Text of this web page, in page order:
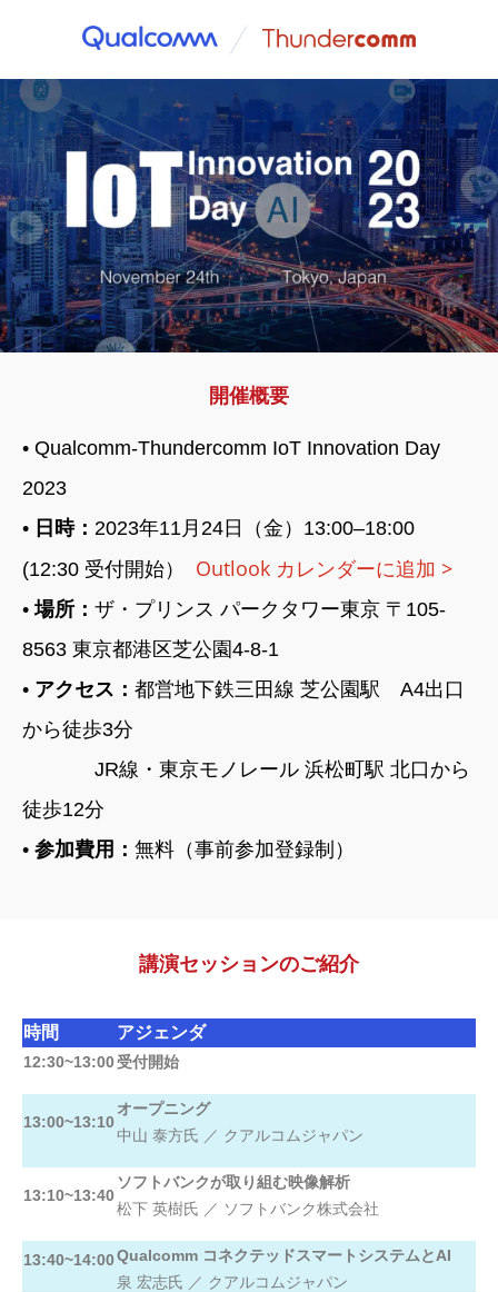
開催概要
• Qualcomm-Thundercomm IoT Innovation Day
2023
• 日時： 2023年11月24日（金）13:00–18:00
(12:30 受付開始） Outlook カレンダーに追加 >
•場所： ザ・プリンス パークタワー東京 〒105-
8563 東京都港区芝公園4-8-1
• アクセス： 都営地下鉄三田線 芝公園駅 A4出口
から徒歩3分
JR線・東京モノレール 浜松町駅 北口から
徒歩12分
• 参加費用： 無料（事前参加登録制）
講演セッションのご紹介
時間 アジェンダ
12:30~13:00受付開始
13:00~13:10
オープニング
中山 泰方氏 ／ クアルコムジャパン
13:10~13:40
ソフトバンクが取り組む映像解析
松下 英樹氏 ／ ソフトバンク株式会社
13:40~14:00Qualcomm コネクテッドスマートシステムとAI
泉 宏志氏 ／ クアルコムジャパン